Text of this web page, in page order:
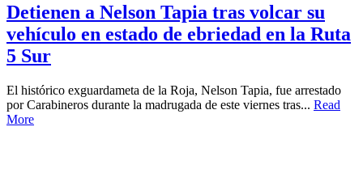
Detienen a Nelson Tapia tras volcar su
vehículo en estado de ebriedad en la Ruta
5 Sur
El histórico exguardameta de la Roja, Nelson Tapia, fue arrestado
por Carabineros durante la madrugada de este viernes tras... Read
More